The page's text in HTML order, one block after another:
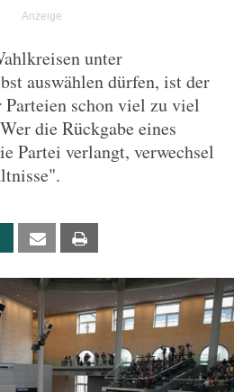
unter
auswählen dürfen, ist der
schon viel zu viel
die Rückgabe eines
Partei verlangt, verwechsel
Xing Email